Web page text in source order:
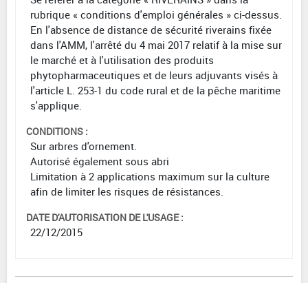
rubrique « conditions d'emploi générales » ci-dessus.
En l'absence de distance de sécurité riverains fixée
dans l'AMM, l'arrêté du 4 mai 2017 relatif à la mise sur
le marché et à l'utilisation des produits
phytopharmaceutiques et de leurs adjuvants visés à
l'article L. 253-1 du code rural et de la pêche maritime
s'applique.
CONDITIONS :
Sur arbres d'ornement.
Autorisé également sous abri
Limitation à 2 applications maximum sur la culture
afin de limiter les risques de résistances.
DATE D'AUTORISATION DE L'USAGE :
22/12/2015